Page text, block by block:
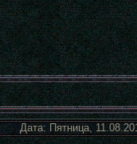
Дата: Пятница,